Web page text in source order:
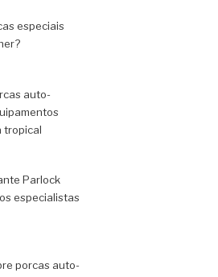
especiais
auto-
tropical
Parlock
especialistas
porcas auto-